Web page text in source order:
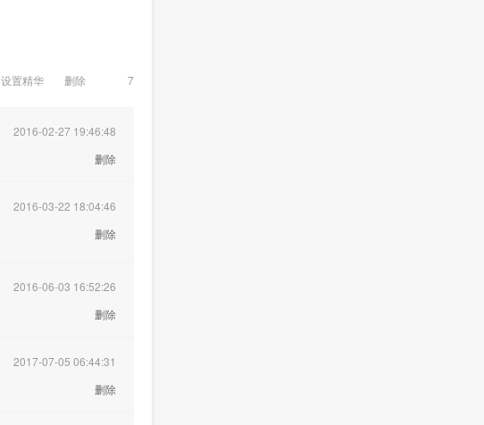
设置精华 删除 7
2016-02-27 19:46:48
删除
2016-03-22 18:04:46
删除
2016-06-03 16:52:26
删除
2017-07-05 06:44:31
删除